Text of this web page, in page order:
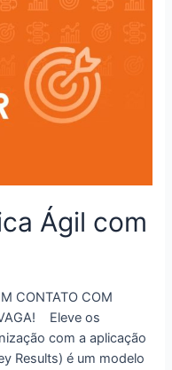
Ágil com
CONTATO COM
VAGA! Eleve os
com a aplicação
Results) é um modelo